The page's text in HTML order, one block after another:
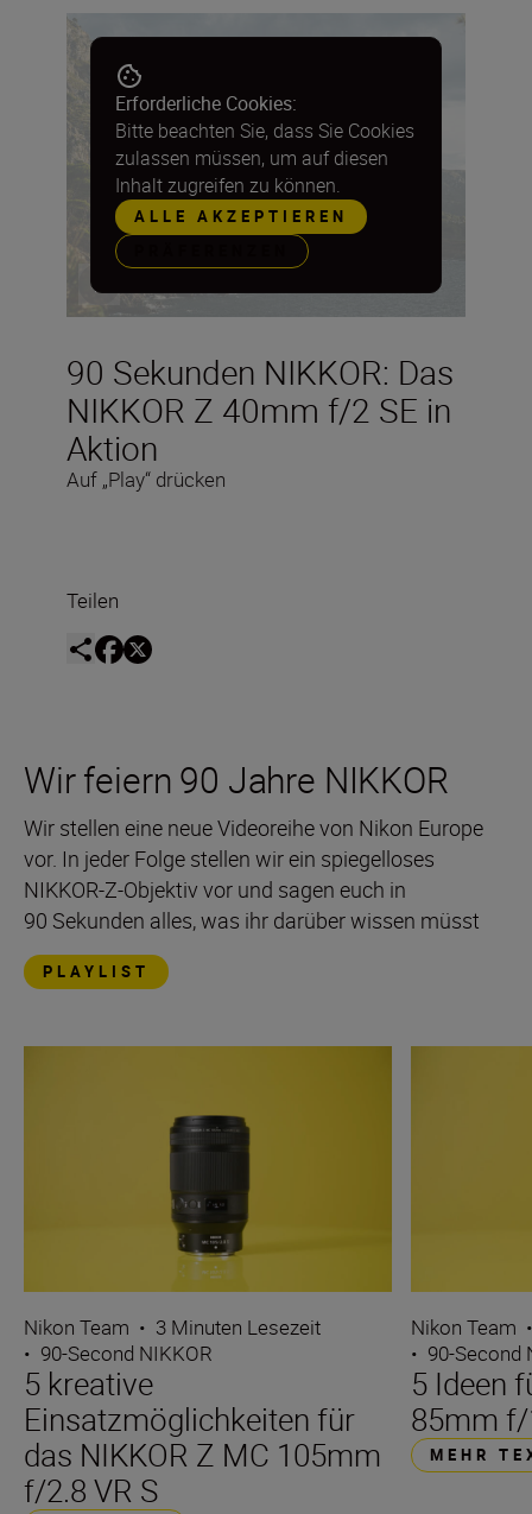
90 Sekunden NIKKOR: Das
NIKKOR Z 40mm f/2 SE in
Aktion
Auf „Play“ drücken
Erforderliche Cookies:
Bitte beachten Sie, dass Sie Cookies
zulassen müssen, um auf diesen
Inhalt zugreifen zu können.
ALLE AKZEPTIEREN
Teilen
Wir feiern 90 Jahre NIKKOR
Wir stellen eine neue Videoreihe von Nikon Europe
vor. In jeder Folge stellen wir ein spiegelloses
NIKKOR-Z-Objektiv vor und sagen euch in
90 Sekunden alles, was ihr darüber wissen müsst
PLAYLIST
Nikon Team • 3 Minuten Lesezeit
• 90-Second NIKKOR
5 kreative
Einsatzmöglichkeiten für
das NIKKOR Z MC 105mm
f/2.8 VR S
Nikon Team
• 90-Second
5 Ideen
85mm f/
MEHR